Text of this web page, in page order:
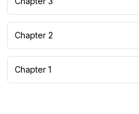
Chapter 2
Chapter 1